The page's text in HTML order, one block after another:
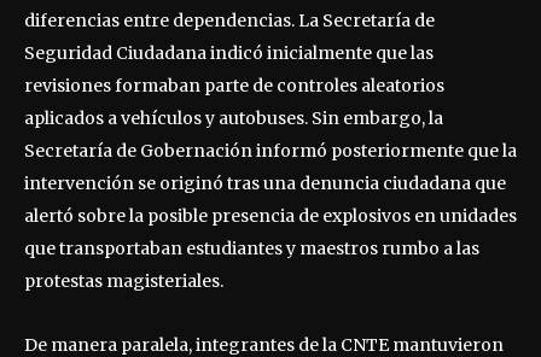
diferencias entre dependencias. La Secretaría de
Seguridad Ciudadana indicó inicialmente que las
revisiones formaban parte de controles aleatorios
aplicados a vehículos y autobuses. Sin embargo, la
Secretaría de Gobernación informó posteriormente que la
intervención se originó tras una denuncia ciudadana que
alertó sobre la posible presencia de explosivos en unidades
que transportaban estudiantes y maestros rumbo a las
protestas magisteriales.
De manera paralela, integrantes de la CNTE mantuvieron